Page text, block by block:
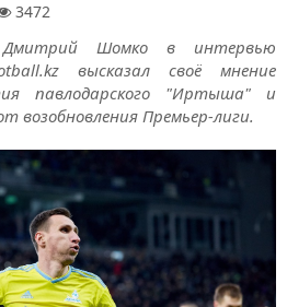
3472
Шомко в интервью
высказал своё мнение
павлодарского "Иртыша" и
возобновления Премьер-лиги.